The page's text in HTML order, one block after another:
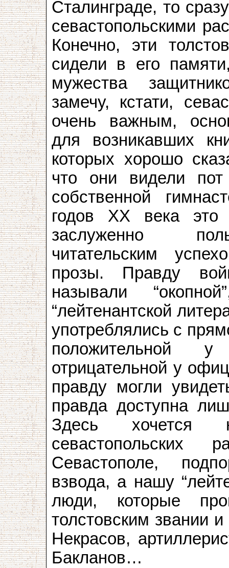
Сталинграде, то
севастопольскими
Конечно, эти
сидели в его
мужества
замечу, кстати,
очень важным,
для возникавших
которых хорошо
что они видели
собственной
годов XX века
заслуженно
читательским
прозы. Правду
называли
“лейтенантской
употреблялись с
положительной у
отрицательной у
правду могли
правда доступна
Здесь хочется
Севастополе,
взвода, а нашу
люди, которые
толстовским звании
Некрасов,
Бакланов…